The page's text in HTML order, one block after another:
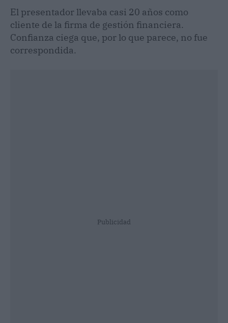
El presentador llevaba casi 20 años como
cliente de la firma de gestión financiera.
Confianza ciega que, por lo que parece, no fue
correspondida.
Publicidad